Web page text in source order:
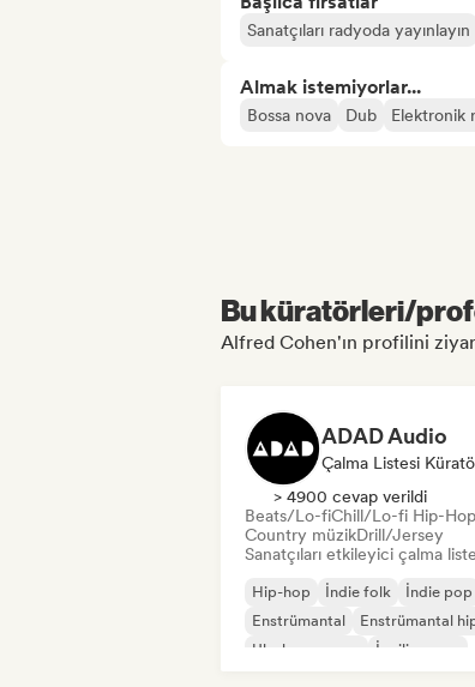
Sanatçıları radyoda yayınlayın
Almak istemiyorlar...
Bossa nova Dub Elektronik
Bu küratörleri/
Alfred Cohen'ın profilini
ADAD Audio
Çalma Listesi
> 4900 cevap verildi
Beats/Lo-fiChill/Lo-fi Hip-Hop
Country müzikDrill/Jersey
Sanatçıları etkileyici çalma
Hip-hop İndie folk İndie pop
Enstrümantal
Enstrümantal
Uluslararası rap
İngilizce rap